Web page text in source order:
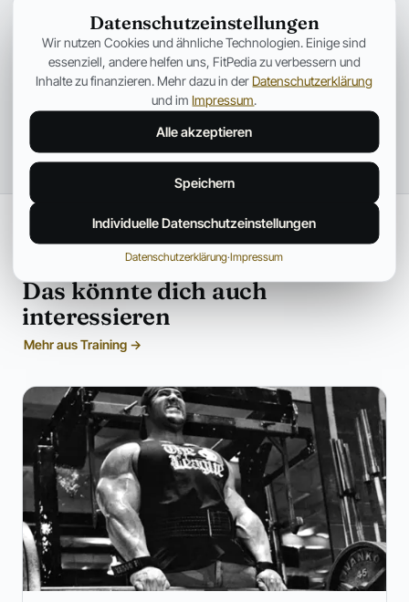
Das könnte dich auch
interessieren
Mehr aus Training →
Datenschutzeinstellungen
Wir nutzen Cookies und ähnliche Technologien. Einige sind
essenziell, andere helfen uns, FitPedia zu verbessern und
Inhalte zu finanzieren. Mehr dazu in der Datenschutzerklärung
und im Impressum
Alle akzeptieren
Speichern
Individuelle Datenschutzeinstellungen
Datenschutzerklärung·Impressum